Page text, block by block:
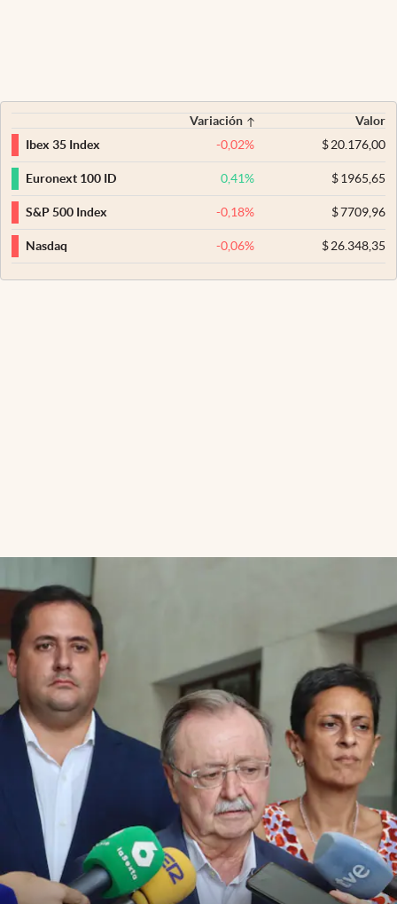
Variación
Valor
Ibex 35 Index
-0,02% $20.176,00
Euronext 100 ID 0,41% $1965,65
S&P 500 Index -0,18% $7709,96
Nasdaq -0,06% $26.348,35